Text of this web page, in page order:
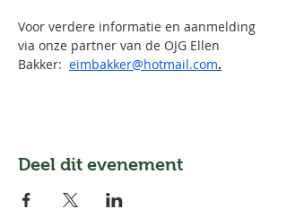
Voor verdere informatie en aanmelding
via onze partner van de OJG Ellen
Bakker: eimbakker@hotmail.com.
Deel dit evenement